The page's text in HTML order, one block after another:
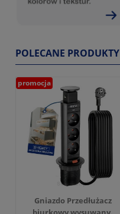
POLECANE PRODUKTY
Gniazdo Przedłużacz
promocja